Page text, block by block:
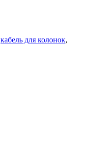
кабель для колонок,